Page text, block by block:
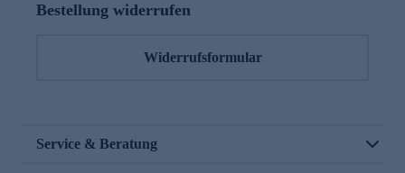
Bestellung widerrufen
Widerrufsformular
Service & Beratung